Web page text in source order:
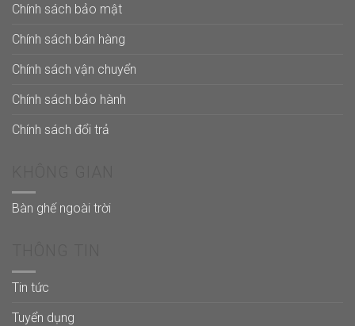
Chính sách bảo mật
Chính sách bán hàng
Chính sách vận chuyển
Chính sách bảo hành
Chính sách đổi trả
Bàn ghế ngoài trời
Tin tức
Tuyển dụng